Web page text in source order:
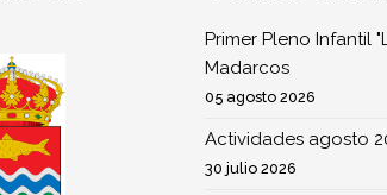
Primer Pleno Infantil
Madarcos
05 agosto 2026
Actividades agosto
30 julio 2026